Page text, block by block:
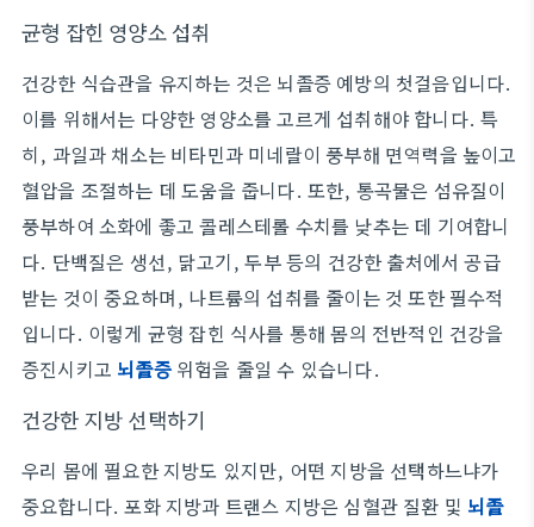
균형 잡힌 영양소 섭취
건강한 식습관을 유지하는 것은 뇌졸증 예방의 첫걸음입니다.
이를 위해서는 다양한 영양소를 고르게 섭취해야 합니다. 특
히, 과일과 채소는 비타민과 미네랄이 풍부해 면역력을 높이고
혈압을 조절하는 데 도움을 줍니다. 또한, 통곡물은 섬유질이
풍부하여 소화에 좋고 콜레스테롤 수치를 낮추는 데 기여합니
다. 단백질은 생선, 닭고기, 두부 등의 건강한 출처에서 공급
받는 것이 중요하며, 나트륨의 섭취를 줄이는 것 또한 필수적
입니다. 이렇게 균형 잡힌 식사를 통해 몸의 전반적인 건강을
증진시키고 뇌졸증위험을 줄일 수 있습니다.
건강한 지방 선택하기
우리 몸에 필요한 지방도 있지만, 어떤 지방을 선택하느냐가
중요합니다. 포화 지방과 트랜스 지방은 심혈관 질환 및 뇌졸